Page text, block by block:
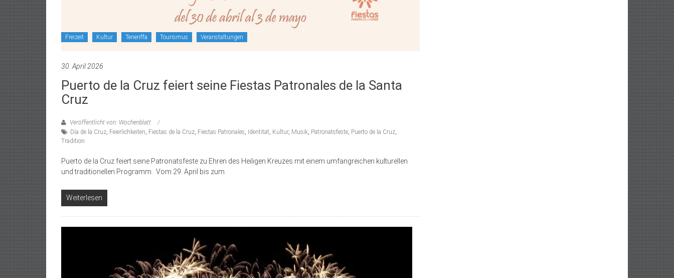
Freizeit Kultur Teneriffa Tourismus Veranstaltungen
30. April 2026
Puerto de la Cruz feiert seine Fiestas Patronales de la Santa
Cruz
Veröffentlicht von: Wochenblatt
Día de la Cruz, Feierlichkeiten, Fiestas de la Cruz, Fiestas Patronales, Identität, Kultur, Musik, Patronatsfeste, Puerto de la Cruz,
Tradition
Puerto de la Cruz feiert seine Patronatsfeste zu Ehren des Heiligen Kreuzes mit einem umfangreichen kulturellen
und traditionellen Programm. Vom 29. April bis zum
Weiterlesen